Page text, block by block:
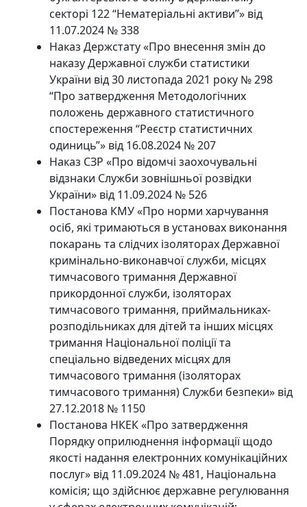
секторі 122 “Нематеріальні активи”» від
11.07.2024 № 338
Наказ Держстату «Про внесення змін до
наказу Державної служби статистики
України від 30 листопада 2021 року № 298
“Про затвердження Методологічних
положень державного статистичного
спостереження “Реєстр статистичних
одиниць”» від 16.08.2024 № 207
Наказ СЗР «Про відомчі заохочувальні
відзнаки Служби зовнішньої розвідки
України» від 11.09.2024 № 526
Постанова КМУ «Про норми харчування
осіб, які тримаються в установах виконання
покарань та слідчих ізоляторах Державної
кримінально-виконавчої служби, місцях
тимчасового тримання Державної
прикордонної служби, ізоляторах
тимчасового тримання, приймальниках-
розподільниках для дітей та інших місцях
тримання Національної поліції та
спеціально відведених місцях для
тимчасового тримання (ізоляторах
тимчасового тримання) Служби безпеки» від
27.12.2018 № 1150
Постанова НКЕК «Про затвердження
Порядку оприлюднення інформації щодо
якості надання електронних комунікаційних
послуг» від 11.09.2024 № 481, Національна
комісія; що здійснює державне регулювання